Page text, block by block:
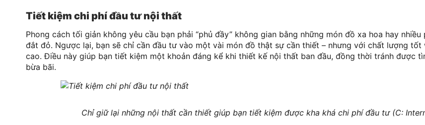
Tiết kiệm chi phí đầu tư nội thất
Phong cách tối giản không yêu cầu bạn phải “phủ đầy” không gian bằng những món đồ xa hoa hay
đắt đỏ. Ngược lại, bạn sẽ chỉ cần đầu tư vào một vài món đồ thật sự cần thiết – nhưng với chất lượng tốt
cao. Điều này giúp bạn tiết kiệm một khoản đáng kể khi thiết kế nội thất ban đầu, đồng thời tránh được
bừa bãi.
Chỉ giữ lại những nội thất cần thiết giúp bạn tiết kiệm được kha khá chi phí đầu tư (C: